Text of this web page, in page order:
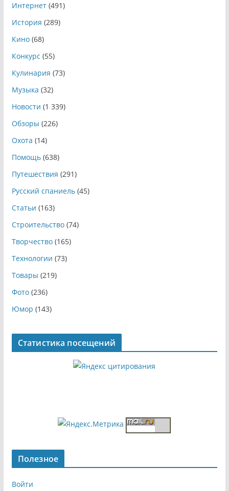
Интернет(491)
История (289)
Кино(68)
Конкурс (55)
Кулинария (73)
Музыка (32)
Новости (1 339)
Обзоры (226)
Охота (14)
Помощь(638)
Путешествия (291)
Русский спаниель(45)
Статьи (163)
Строительство(74)
Творчество(165)
Технологии (73)
Товары (219)
Фото(236)
Юмор (143)
Статистика посещений
Полезное
Войти